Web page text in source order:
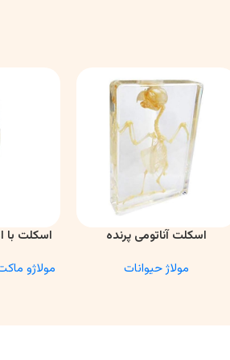
اطلاعات بیشتر
اسکلت آناتومی پرنده
مولاژ حیوانات
اطلاعات
اسکلت با
مولاژو